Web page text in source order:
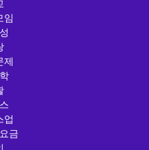
임
제
업
금